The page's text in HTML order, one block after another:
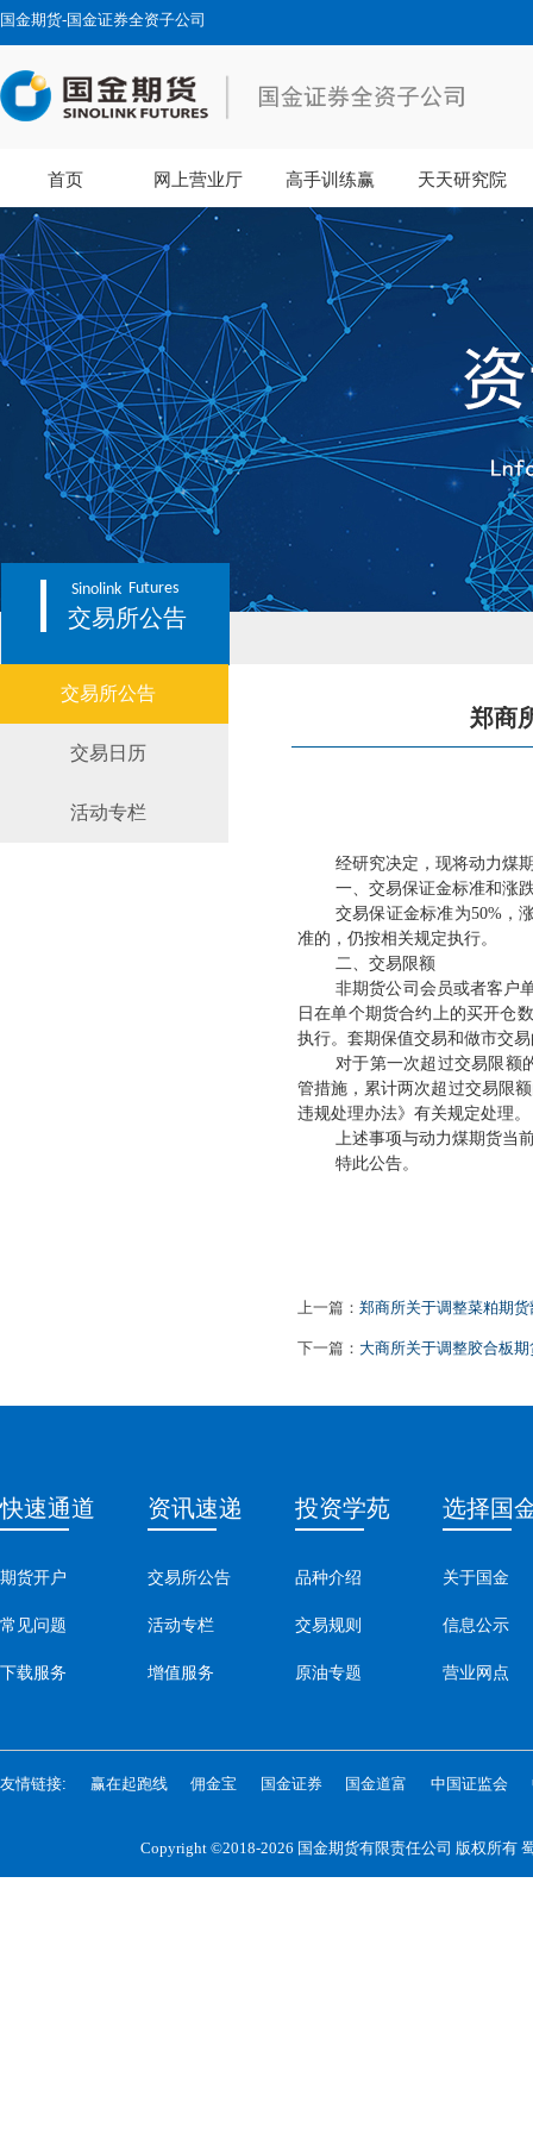
国金期货-国金证券全资子公司
首页 网上营业厅 高手训练赢 天天研究院
Sinolink Futures
交易所公告
交易所公告
交易日历
活动专栏
郑商
经研究决定，现将动力煤
一、交易保证金标准和涨
交易保证金标准为50%，
准的，仍按相关规定执行。
二、交易限额
非期货公司会员或者客户
日在单个期货合约上的买开仓
执行。套期保值交易和做市交
对于第一次超过交易限额
管措施，累计两次超过交易限
违规处理办法》有关规定处理。
上述事项与动力煤期货当
特此公告。
上一篇： 郑商所关于调整菜粕期
下一篇： 大商所关于调整胶合板
快速通道
期货开户
常见问题
下载服务
资讯速递
交易所公告
活动专栏
增值服务
投资学苑
品种介绍
交易规则
原油专题
选择国
关于国金
信息公示
营业网点
友情链接: 赢在起跑线 佣金宝 国金证券 国金道富 中国证监会
Copyright ©2018-2026 国金期货有限责任公司 版权所有